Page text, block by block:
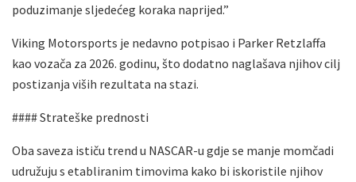
poduzimanje sljedećeg koraka naprijed.”
Viking Motorsports je nedavno potpisao i Parker Retzlaffa
kao vozača za 2026. godinu, što dodatno naglašava njihov cilj
postizanja viših rezultata na stazi.
#### Strateške prednosti
Oba saveza ističu trend u NASCAR-u gdje se manje momčadi
udružuju s etabliranim timovima kako bi iskoristile njihov